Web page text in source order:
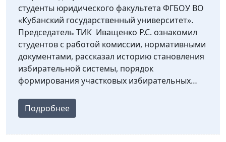
студенты юридического факультета ФГБОУ ВО
«Кубанский государственный университет».
Председатель ТИК Иващенко Р.С. ознакомил
студентов с работой комиссии, нормативными
документами, рассказал историю становления
избирательной системы, порядок
формирования участковых избирательных…
Подробнее